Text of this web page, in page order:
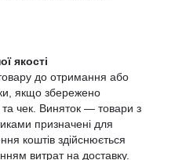
якості
до отримання або
якщо збережено
та чек. Виняток — товари з
призначені для
коштів здійснюється
витрат на доставку.